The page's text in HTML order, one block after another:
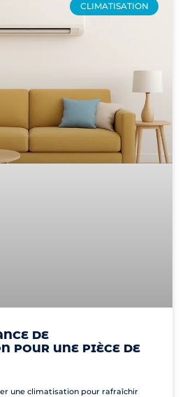
CLIMATISATION
DE
POUR UNE PIÈCE DE
une climatisation pour rafraîchir